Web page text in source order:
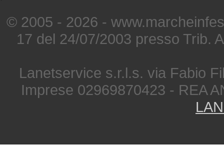
© 2005 - 2026 -
17 del 24/07/2003 presso Trib.
Lanetservice s.r.l.s. via Fabio
Imprese 02969870423 - REA